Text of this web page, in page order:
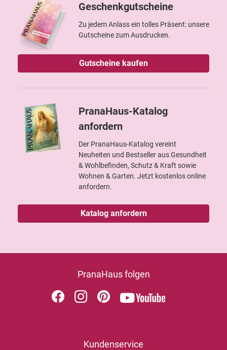
Geschenkgutscheine
Zu jedem Anlass ein tolles Präsent: unsere
Gutscheine zum Ausdrucken.
Gutscheine kaufen
PranaHaus-Katalog
anfordern
Der PranaHaus-Katalog vereint
Neuheiten und Bestseller aus Gesundheit
& Wohlbefinden, Schutz & Kraft sowie
Wohnen & Garten. Jetzt kostenlos online
anfordern.
Katalog anfordern
PranaHaus folgen
Kundenservice